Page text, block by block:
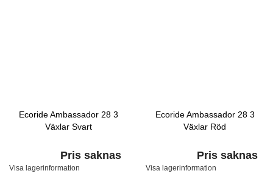
Ecoride Ambassador 28 3
Växlar Svart
Pris saknas
Visa lagerinformation
Ecoride Ambassador 28 3
Växlar Röd
Pris saknas
Visa lagerinformation